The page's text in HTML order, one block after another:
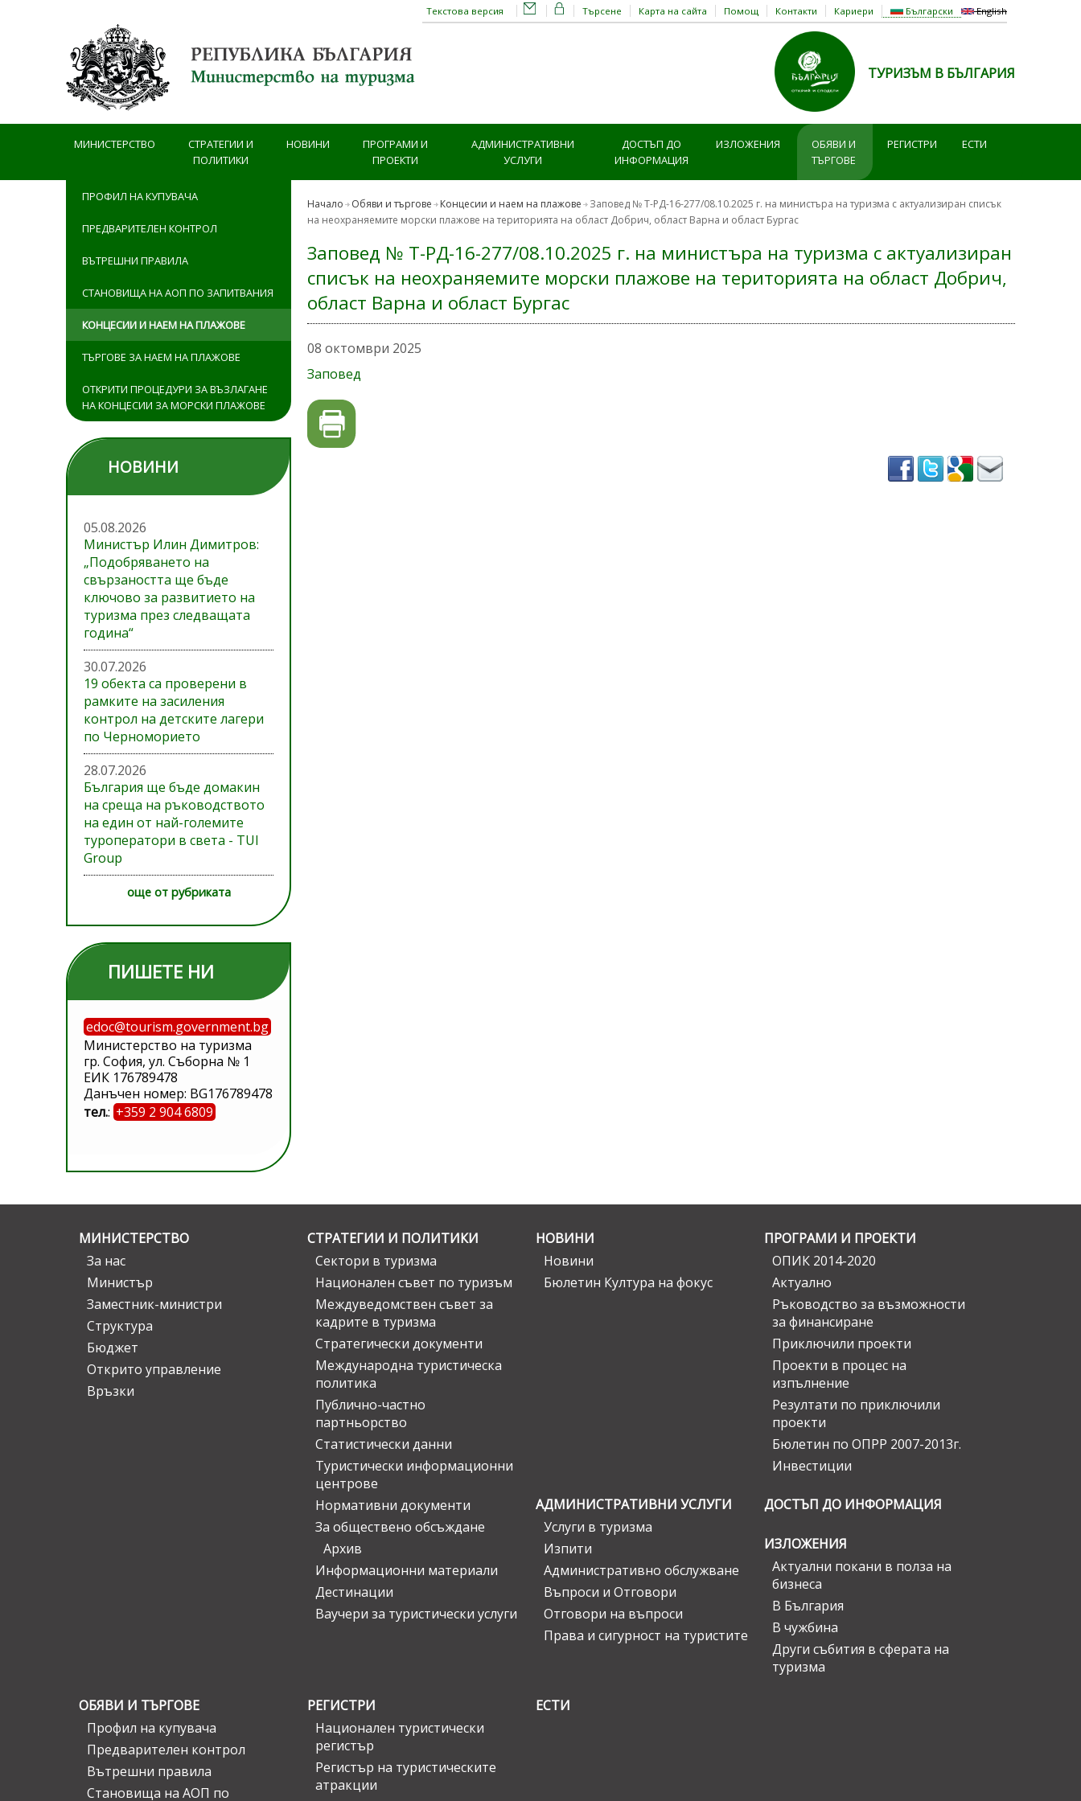
Български English
Търсене Карта на сайта Помощ Контакти Кариери
Текстова версия
ТУРИЗЪМ В БЪЛГАРИЯ
МИНИСТЕРСТВО
СТРАТЕГИИ И
ПОЛИТИКИ
НОВИНИ
ПРОГРАМИ И
ПРОЕКТИ
АДМИНИСТРАТИВНИ
УСЛУГИ
ДОСТЪП ДО
ИНФОРМАЦИЯ
ИЗЛОЖЕНИЯ
ОБЯВИ И
ТЪРГОВЕ
РЕГИСТРИ ЕСТИ
ПРОФИЛ НА КУПУВАЧА
ПРЕДВАРИТЕЛЕН КОНТРОЛ
ВЪТРЕШНИ ПРАВИЛА
СТАНОВИЩА НА АОП ПО ЗАПИТВАНИЯ
КОНЦЕСИИ И НАЕМ НА ПЛАЖОВЕ
ТЪРГОВЕ ЗА НАЕМ НА ПЛАЖОВЕ
ОТКРИТИ ПРОЦЕДУРИ ЗА ВЪЗЛАГАНЕ
НА КОНЦЕСИИ ЗА МОРСКИ ПЛАЖОВЕ
НОВИНИ
05.08.2026
Министър Илин Димитров:
„Подобряването на
свързаността ще бъде
ключово за развитието на
туризма през следващата
година“
30.07.2026
19 обекта са проверени в
рамките на засиления
контрол на детските лагери
по Черноморието
28.07.2026
България ще бъде домакин
на среща на ръководството
на един от най-големите
туроператори в света - TUI
Group
още от рубриката
ПИШЕТЕ НИ
edoc@tourism.government.bg
Министерство на туризма
гр. София, ул. Съборна № 1
ЕИК 176789478
Данъчен номер: BG176789478
тел.: +359 2 904 6809
Начало Обяви и търгове Концесии и наем на плажове
Заповед № Т-РД-16-277/08.10.2025 г. на министъра на туризма с актуализиран списък
на неохраняемите морски плажове на територията на област Добрич, област Варна и област Бургас
Заповед № Т-РД-16-277/08.10.2025 г. на министъра на туризма с актуализиран
списък на неохраняемите морски плажове на територията на област Добрич,
област Варна и област Бургас
08 октомври 2025
Заповед
МИНИСТЕРСТВО
За нас
Министър
Заместник-министри
Структура
Бюджет
Открито управление
Връзки
СТРАТЕГИИ И ПОЛИТИКИ
Сектори в туризма
Национален съвет по туризъм
Междуведомствен съвет за
кадрите в туризма
Стратегически документи
Международна туристическа
политика
Публично-частно
партньорство
Статистически данни
Туристически информационни
центрове
Нормативни документи
За обществено обсъждане
Архив
Информационни материали
Дестинации
Ваучери за туристически услуги
НОВИНИ
Новини
Бюлетин Култура на фокус
ПРОГРАМИ И ПРОЕКТИ
ОПИК 2014-2020
Актуално
Ръководство за възможности
за финансиране
Приключили проекти
Проекти в процес на
изпълнение
Резултати по приключили
проекти
Бюлетин по ОПРР 2007-2013г.
Инвестиции
АДМИНИСТРАТИВНИ УСЛУГИ
Услуги в туризма
Изпити
Административно обслужване
Въпроси и Отговори
Отговори на въпроси
Права и сигурност на туристите
ДОСТЪП ДО ИНФОРМАЦИЯ
ИЗЛОЖЕНИЯ
Актуални покани в полза на
бизнеса
В България
В чужбина
Други събития в сферата на
туризма
ОБЯВИ И ТЪРГОВЕ
Профил на купувача
Предварителен контрол
Вътрешни правила
Становища на АОП по
РЕГИСТРИ
Национален туристически
регистър
Регистър на туристическите
атракции
ЕСТИ